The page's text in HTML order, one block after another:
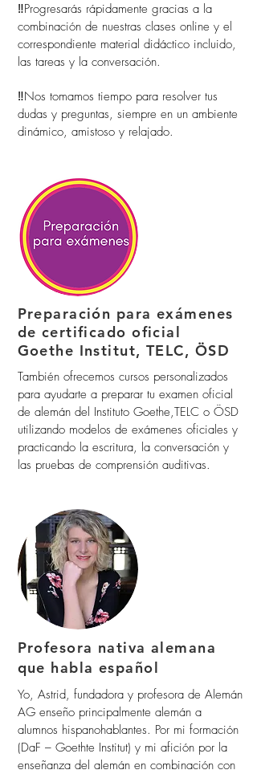
‼️Progresarás rápidamente gracias a la
combinación de nuestras clases online y el
correspondiente material didáctico incluido,
las tareas y la conversación.
‼️Nos tomamos tiempo para resolver tus
dudas y preguntas, siempre en un ambiente
dinámico, amistoso y relajado.
Preparación para exámenes
de certificado oficial
Goethe Institut, TELC, ÖSD
También ofrecemos cursos personalizados
para ayudarte a preparar tu examen oficial
de alemán del Instituto Goethe,TELC o ÖSD
utilizando modelos de exámenes oficiales y
practicando la escritura, la conversación y
las pruebas de comprensión auditivas.
Profesora nativa alemana
que habla español
Yo, Astrid, fundadora y profesora de Alemán
AG enseño principalmente alemán a
alumnos hispanohablantes. Por mi formación
(DaF – Goethte Institut) y mi afición por la
enseñanza del alemán en combinación con